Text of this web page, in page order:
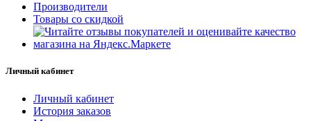
Производители
Товары со скидкой
Личный кабинет
Личный кабинет
История заказов